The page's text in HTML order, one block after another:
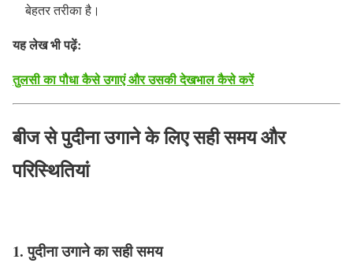
बेहतर तरीका है।
यह लेख भी पढ़ें:
तुलसी का पौधा कैसे उगाएं और उसकी देखभाल कैसे करें
बीज से पुदीना उगाने के लिए सही समय और
परिस्थितियां
1. पुदीना उगाने का सही समय